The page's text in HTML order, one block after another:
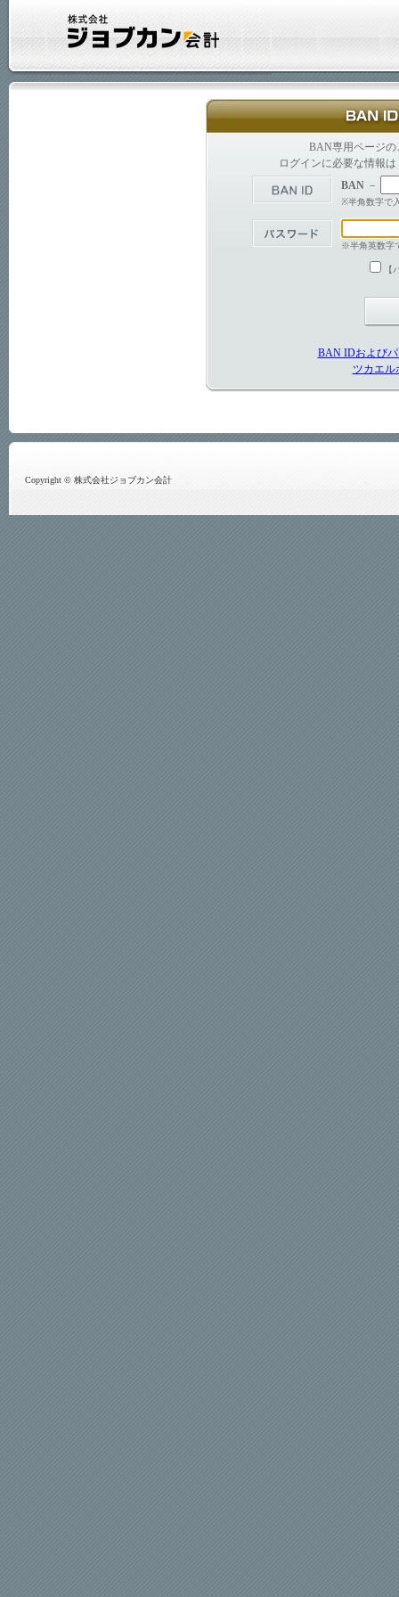
BAN専用ページ
ログインに必要な情報
BAN －
※半角数字で
※半角英数字
【
BAN IDおよび
ツカエル
Copyright © 株式会社ジョブカン会計